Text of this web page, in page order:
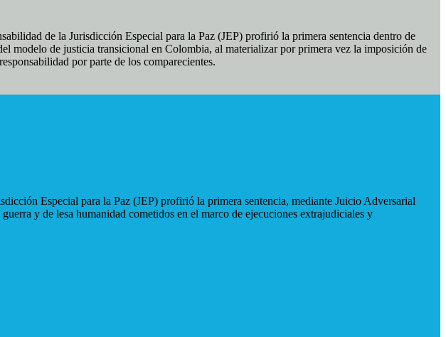
de la Jurisdicción Especial para la Paz (JEP) profirió la primera sentencia dentro de
modelo de justicia transicional en Colombia, al materializar por primera vez la imposición de
por parte de los comparecientes.
Especial para la Paz (JEP) profirió la primera sentencia, mediante Juicio Adversarial
y de lesa humanidad cometidos en el marco de ejecuciones extrajudiciales y